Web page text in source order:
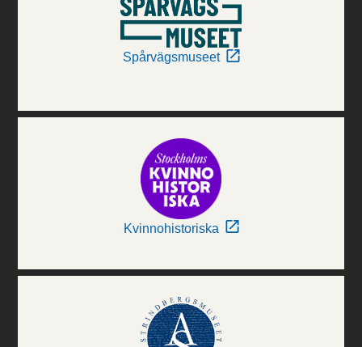
Spårvägsmuseet
Kvinnohistoriska